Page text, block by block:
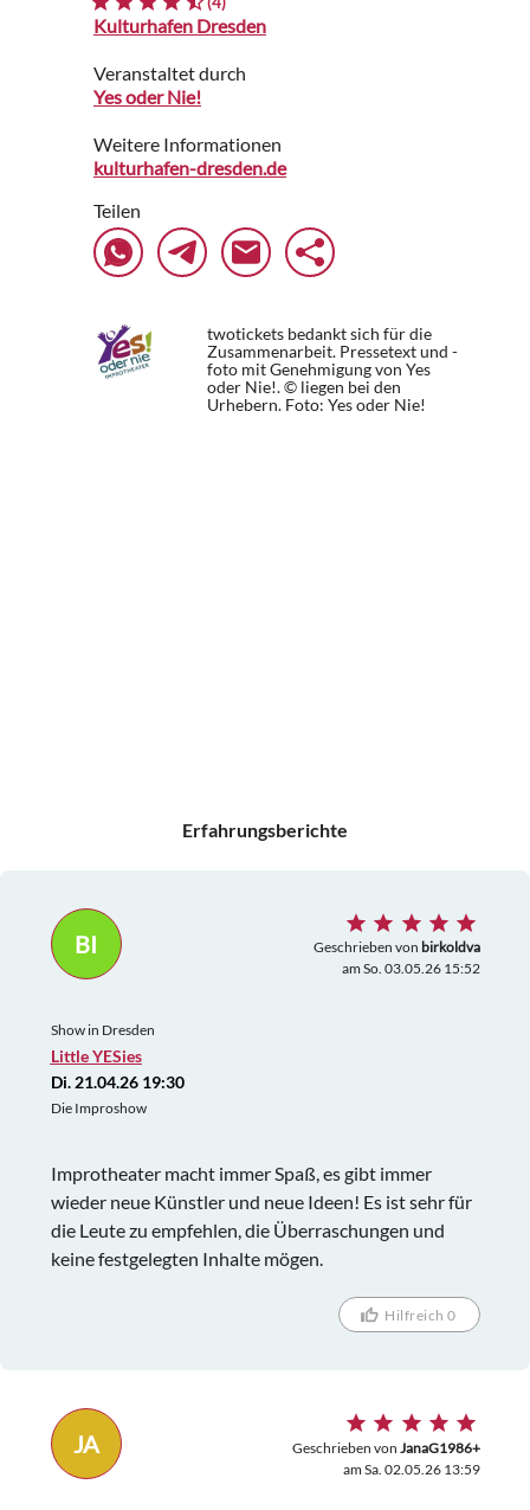
Kulturhafen Dresden
Veranstaltet durch
Yes oder Nie!
Weitere Informationen
kulturhafen-dresden.de
Teilen
twotickets bedankt sich für die
Zusammenarbeit. Pressetext und -
foto mit Genehmigung von Yes
oder Nie!. © liegen bei den
Urhebern. Foto: Yes oder Nie!
Erfahrungsberichte
BI Geschrieben von birkoldva
am So. 03.05.26 15:52
Show in Dresden
Little YESies
Di. 21.04.26 19:30
Die Improshow
Improtheater macht immer Spaß, es gibt immer
wieder neue Künstler und neue Ideen! Es ist sehr für
die Leute zu empfehlen, die Überraschungen und
keine festgelegten Inhalte mögen.
Hilfreich 0
JA Geschrieben von JanaG1986+
am Sa. 02.05.26 13:59